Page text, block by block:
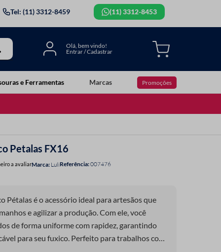
Tel: (11) 3312-8459 (11) 3312-8453
e Ferramentas Marcas Promoções
Petalas FX16
a avaliar LuliReferência:007476
Pétalas é o acessório ideal para artesãos que
e agilizar a produção. Com ele, você
de forma uniforme com rapidez, garantindo
para seu fuxico. Perfeito para trabalhos com